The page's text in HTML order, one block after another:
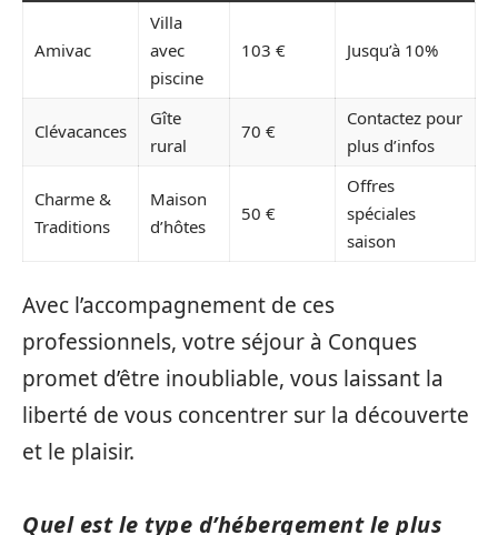
Amivac
Villa
avec
piscine
103 € Jusqu’à 10%
Clévacances
Gîte
rural
70 €
Contactez pour
plus d’infos
Charme &
Traditions
Maison
d’hôtes
50 €
Offres
spéciales
saison
Avec l’accompagnement de ces
professionnels, votre séjour à Conques
promet d’être inoubliable, vous laissant la
liberté de vous concentrer sur la découverte
et le plaisir.
Quel est le type d’hébergement le plus